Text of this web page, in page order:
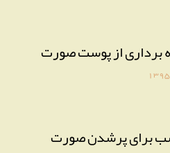
برداری از پوست صورت
برای پرشدن صورت